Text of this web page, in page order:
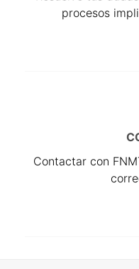
procesos
Contactar con